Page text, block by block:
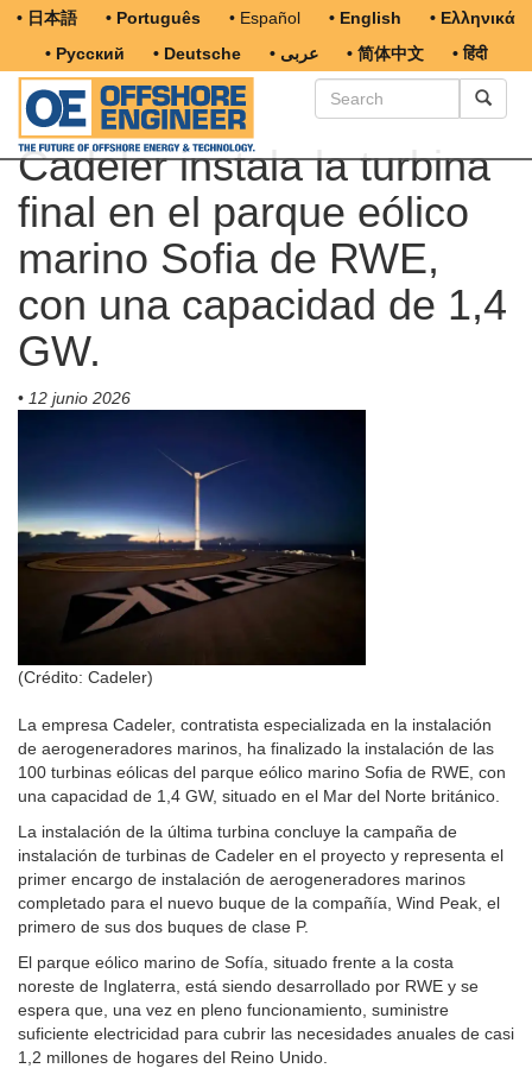
• 日本語 • Português • Español • English
• Ελληνικά
• Русский
• Deutsche • عربى • 简体中文 • हिंदी
Cadeler instala la turbina
final en el parque eólico
marino Sofia de RWE,
con una capacidad de 1,4
GW.
• 12 junio 2026
(Crédito: Cadeler)
La empresa Cadeler, contratista especializada en la instalación
de aerogeneradores marinos, ha finalizado la instalación de las
100 turbinas eólicas del parque eólico marino Sofia de RWE, con
una capacidad de 1,4 GW, situado en el Mar del Norte británico.
La instalación de la última turbina concluye la campaña de
instalación de turbinas de Cadeler en el proyecto y representa el
primer encargo de instalación de aerogeneradores marinos
completado para el nuevo buque de la compañía, Wind Peak, el
primero de sus dos buques de clase P.
El parque eólico marino de Sofía, situado frente a la costa
noreste de Inglaterra, está siendo desarrollado por RWE y se
espera que, una vez en pleno funcionamiento, suministre
suficiente electricidad para cubrir las necesidades anuales de casi
1,2 millones de hogares del Reino Unido.